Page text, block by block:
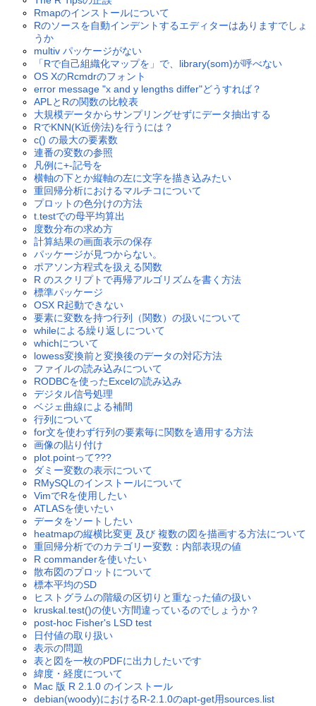
Rmapのインストールについて
Rのソースを自動インデントするエディターはありますでしょ
うか
multiv パッケージがない
「Rで自己組織化マップを」で、library(som)が呼べない
OS XのRcmdrのフォント
error message "x and y lengths differ"どうすれば？
APLとRの関数の比較表
大規模データからサンプリングせずにデータ抽出する
RでKNN(K近傍法)を行うには？
c() の最大の要素数
連番の変数の参照
凡例に+-記号を
横軸の下とか縦軸の左に文字を描き込みたい
重回帰分析におけるマルチコについて
プロットの色分けの方法
t.testでの母平均算出
度数分布の求め方
計算結果の画面表示の保存
パッケージが見つからない。
ポアソン方程式を扱える関数
R のスクリプトで再帰アルゴリズムを書く方法
標準パッケージ
OSX R起動できない
要素に変数を持つ行列（関数）の扱いについて
whileによる繰り返しについて
whichについて
lowess変換前と変換後のデータの対応方法
ファイルの読み込みについて
RODBCを使ったExcelの読み込み
デジタル信号処理
ベジェ曲線による補間
行列について
for文を使わず行列の要素毎に関数を適用する方法
画像の貼り付け
plot.pointって???
ダミー変数の表示について
RMySQLのインストールについて
VimでRを使用したい
ATLASを使いたい
データをソートしたい
heatmapの縦横比変更 及び 複数の図を描画する方法について
重回帰分析でのカテゴリー変数：内部表現の値
R commanderを使いたい
散布図のプロットについて
標本平均のSD
ヒストグラムの階級の区切りと重なった値の扱い
kruskal.test()の使い方間違っているのでしょうか？
post-hoc Fisher's LSD test
日付値の取り扱い
表示の問題
表と図を一枚のPDFに出力したいです
緯度・経度について
Mac 版 R 2.1.0 のインストール
debian(woody)におけるR-2.1.0のapt-get用sources.list